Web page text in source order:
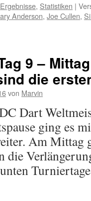
Ergebnisse, Statistiken |
Anderson, Joe Cullen,
9 –
die
von Marvin
Dart
ging es
Am Mittag
die